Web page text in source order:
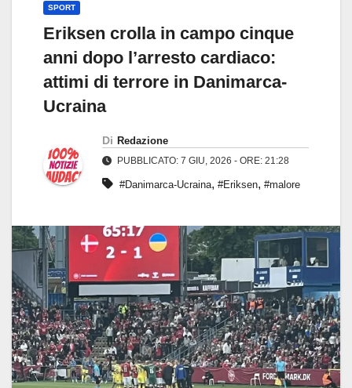
SPORT
Eriksen crolla in campo cinque
anni dopo l’arresto cardiaco:
attimi di terrore in Danimarca-
Ucraina
Di Redazione
PUBBLICATO: 7 GIU, 2026 - ORE: 21:28
#Danimarca-Ucraina, #Eriksen, #malore